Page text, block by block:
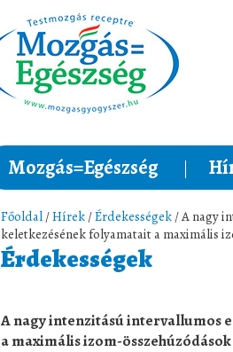
Mozgás=Egészség
Főoldal /Hírek /Érdekességek / A nagy
keletkezésének folyamatait a maximális
Érdekességek
A nagy intenzitású intervallumos
a maximális izom-